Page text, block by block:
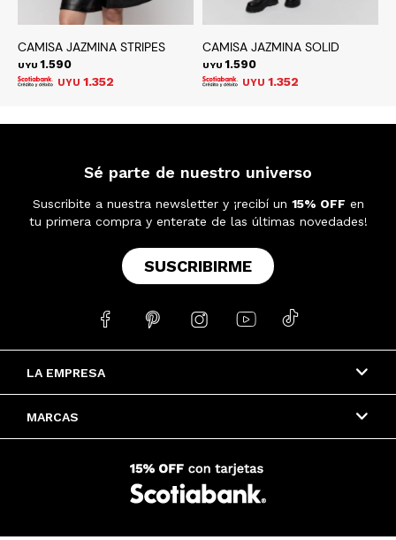
CAMISA JAZMINA STRIPES
UYU 1.590
UYU 1.352
CAMISA JAZMINA SOLID
UYU 1.590
UYU 1.352
LA EMPRESA
MARCAS
Sé parte de nuestro universo
Suscribite a nuestra newsletter y ¡recibí un 15% OFF en
tu primera compra y enterate de las últimas novedades!
SUSCRIBIRME
    